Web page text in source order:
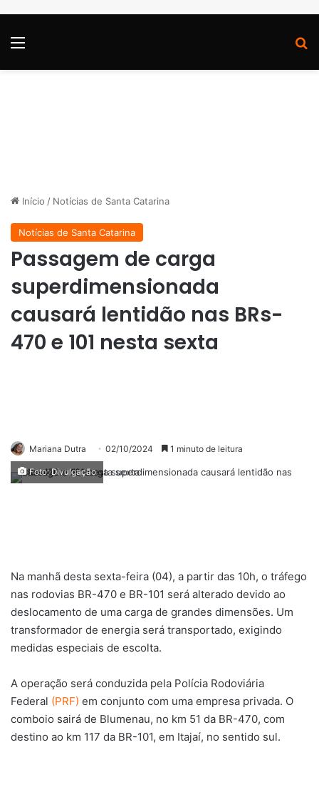
Início / Notícias de Santa Catarina
Notícias de Santa Catarina
Passagem de carga
superdimensionada
causará lentidão nas BRs-
470 e 101 nesta sexta
Mariana Dutra 02/10/2024 1 minuto de leitura
Foto: Divulgação
Na manhã desta sexta-feira (04), a partir das 10h, o tráfego
nas rodovias BR-470 e BR-101 será alterado devido ao
deslocamento de uma carga de grandes dimensões. Um
transformador de energia será transportado, exigindo
medidas especiais de escolta.
A operação será conduzida pela Polícia Rodoviária
Federal (PRF) em conjunto com uma empresa privada. O
comboio sairá de Blumenau, no km 51 da BR-470, com
destino ao km 117 da BR-101, em Itajaí, no sentido sul.